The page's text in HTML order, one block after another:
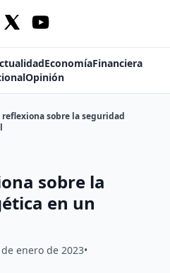
EconomíaFinanciera
Opinión
reflexiona sobre la seguridad
sobre la
en un
de enero de 2023•